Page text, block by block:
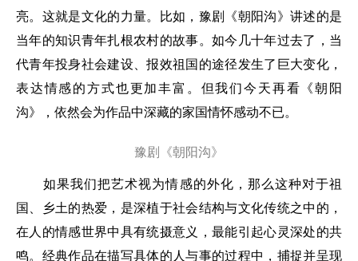
亮。这就是文化的力量。比如，豫剧《朝阳沟》讲述的是
当年的知识青年扎根农村的故事。如今几十年过去了，当
代青年投身社会建设、报效祖国的途径发生了巨大变化，
表达情感的方式也更加丰富。但我们今天再看《朝阳
沟》，依然会为作品中深藏的家国情怀感动不已。
豫剧《朝阳沟》
如果我们把艺术视为情感的外化，那么这种对于祖
国、乡土的热爱，是深植于社会结构与文化传统之中的，
在人的情感世界中具有统摄意义，最能引起心灵深处的共
鸣。经典作品在描写具体的人与事的过程中，捕捉并呈现